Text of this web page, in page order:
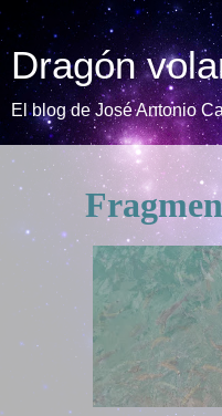
Dragón
El blog de José Antonio